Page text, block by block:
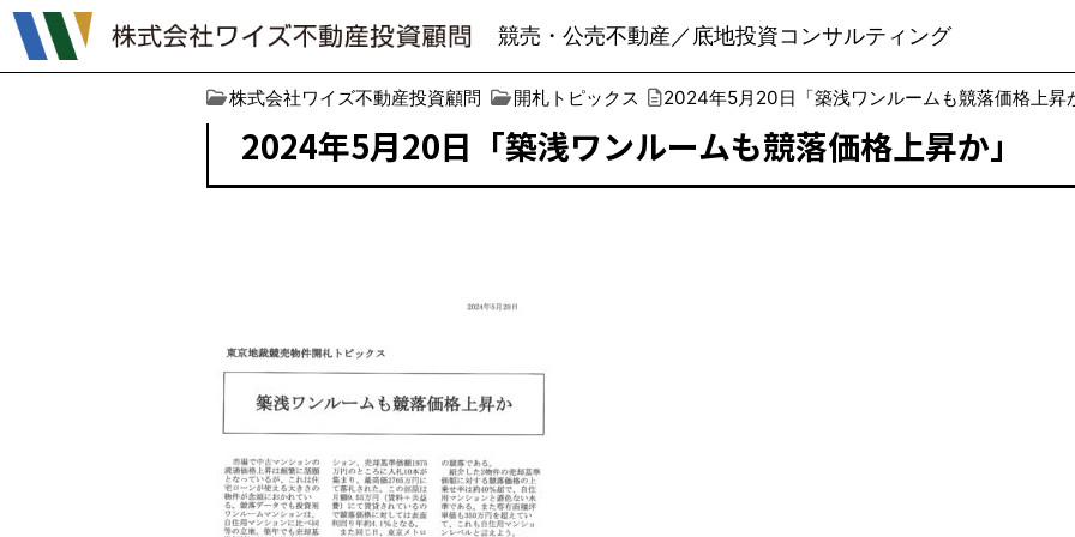
競売・公売不動産／底地投資コンサルティング
株式会社ワイズ不動産投資顧問 開札トピックス 2024年5月20日「築浅ワンルームも競落価格上昇
2024年5月20日「築浅ワンルームも競落価格上昇か」